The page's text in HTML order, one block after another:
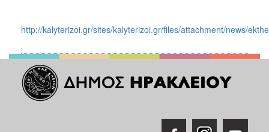
http://kalyterizoi.gr/sites/kalyterizoi.gr/files/attachment/news/